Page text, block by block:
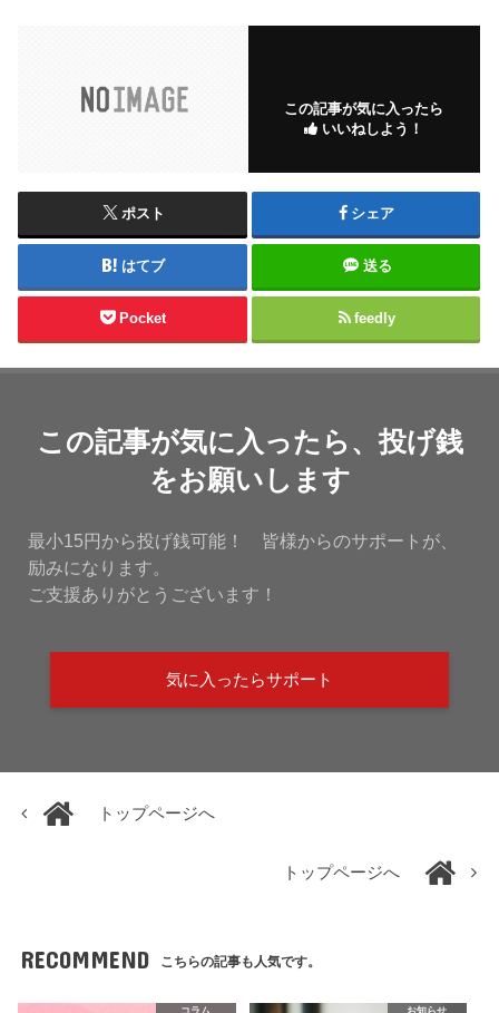
この記事が気に入ったら
いいねしよう！
ポスト シェア
はてブ 送る
Pocket feedly
この記事が気に入ったら、投げ銭
をお願いします
最小15円から投げ銭可能！ 皆様からのサポートが、
励みになります。
ご支援ありがとうございます！
気に入ったらサポート
トップページへ
トップページへ
RECOMMEND こちらの記事も人気です。
コラム お知らせ